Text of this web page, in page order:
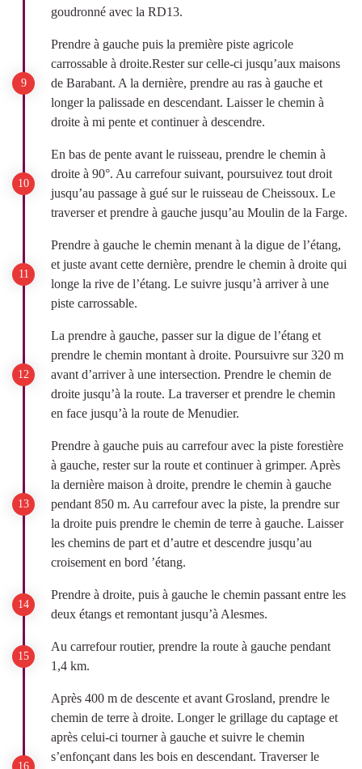
goudronné avec la RD13.
Prendre à gauche puis la première piste agricole
carrossable à droite.Rester sur celle-ci jusqu’aux maisons
de Barabant. A la dernière, prendre au ras à gauche et
longer la palissade en descendant. Laisser le chemin à
droite à mi pente et continuer à descendre.
En bas de pente avant le ruisseau, prendre le chemin à
droite à 90°. Au carrefour suivant, poursuivez tout droit
jusqu’au passage à gué sur le ruisseau de Cheissoux. Le
traverser et prendre à gauche jusqu’au Moulin de la Farge.
Prendre à gauche le chemin menant à la digue de l’étang,
et juste avant cette dernière, prendre le chemin à droite qui
longe la rive de l’étang. Le suivre jusqu’à arriver à une
piste carrossable.
La prendre à gauche, passer sur la digue de l’étang et
prendre le chemin montant à droite. Poursuivre sur 320 m
avant d’arriver à une intersection. Prendre le chemin de
droite jusqu’à la route. La traverser et prendre le chemin
en face jusqu’à la route de Menudier.
Prendre à gauche puis au carrefour avec la piste forestière
à gauche, rester sur la route et continuer à grimper. Après
la dernière maison à droite, prendre le chemin à gauche
pendant 850 m. Au carrefour avec la piste, la prendre sur
la droite puis prendre le chemin de terre à gauche. Laisser
les chemins de part et d’autre et descendre jusqu’au
croisement en bord ’étang.
Prendre à droite, puis à gauche le chemin passant entre les
deux étangs et remontant jusqu’à Alesmes.
Au carrefour routier, prendre la route à gauche pendant
1,4 km.
Après 400 m de descente et avant Grosland, prendre le
chemin de terre à droite. Longer le grillage du captage et
après celui-ci tourner à gauche et suivre le chemin
s’enfonçant dans les bois en descendant. Traverser le